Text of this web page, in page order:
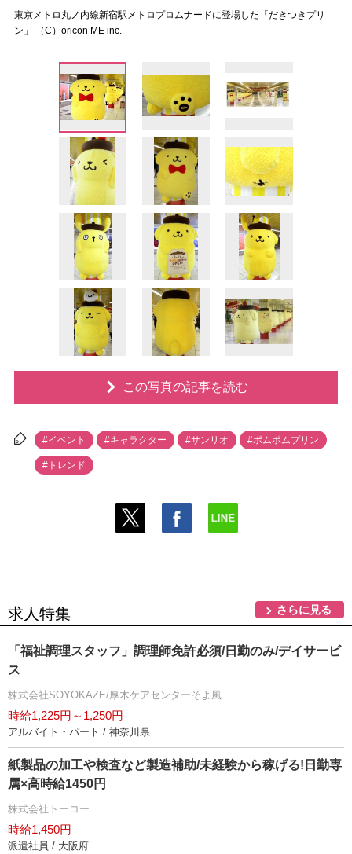
東京メトロ丸ノ内線新宿駅メトロプロムナードに登場した「だきつきプリ
ン」 （C）oricon ME inc.
この写真の記事を読む
#イベント #キャラクター #サンリオ #ポムポムプリン
#トレンド
求人特集 さらに見る
「福祉調理スタッフ」調理師免許必須/日勤のみ/デイサービ
ス
株式会社SOYOKAZE/厚木ケアセンターそよ風
時給1,225円～1,250円
アルバイト・パート / 神奈川県
紙製品の加工や検査など製造補助/未経験から稼げる!日勤専
属×高時給1450円
株式会社トーコー
時給1,450円
派遣社員 / 大阪府